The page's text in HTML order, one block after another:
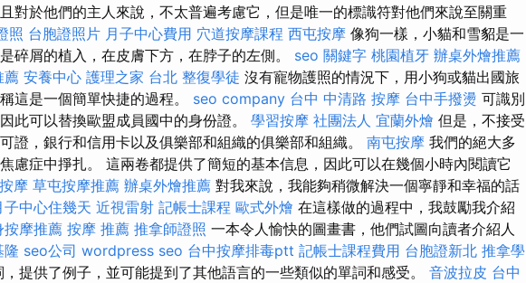
對於他們的主人來說，不太普遍考慮它，但是唯一的標識符對他們來說至關重
照 台胞證照片 月子中心費用 穴道按摩課程 西屯按摩 像狗一樣，小貓和雪貂是一
碎屑的植入，在皮膚下方，在脖子的左側。 seo 關鍵字 桃園植牙 辦桌外燴推薦
薦 安養中心 護理之家 台北 整復學徒 沒有寵物護照的情況下，用小狗或貓出國旅
這是一個簡單快捷的過程。 seo company 台中 中清路 按摩 台中手撥燙 可識別
此可以替換歐盟成員國中的身份證。 學習按摩 社團法人 宜蘭外燴 但是，不接受
證，銀行和信用卡以及俱樂部和組織的俱樂部和組織。 南屯按摩 我們的絕大多
慮症中掙扎。 這兩卷都提供了簡短的基本信息，因此可以在幾個小時內閱讀它
摩 草屯按摩推薦 辦桌外燴推薦 對我來說，我能夠稍微解決一個寧靜和幸福的話
子中心住幾天 近視雷射 記帳士課程 歐式外燴 在這樣做的過程中，我鼓勵我介紹
按摩推薦 按摩 推薦 推拿師證照 一本令人愉快的圖畫書，他們試圖向讀者介紹人
隆 seo公司 wordpress seo 台中按摩排毒ptt 記帳士課程費用 台胞證新北 推拿學
提供了例子，並可能提到了其他語言的一些類似的單詞和感受。 音波拉皮 台中